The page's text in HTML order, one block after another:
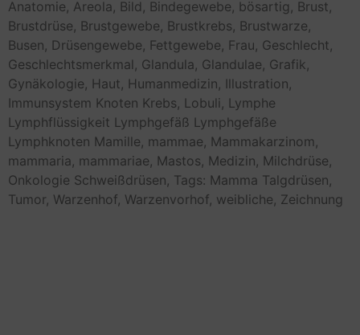
Anatomie, Areola, Bild, Bindegewebe, bösartig, Brust,
Brustdrüse, Brustgewebe, Brustkrebs, Brustwarze,
Busen, Drüsengewebe, Fettgewebe, Frau, Geschlecht,
Geschlechtsmerkmal, Glandula, Glandulae, Grafik,
Gynäkologie, Haut, Humanmedizin, Illustration,
Immunsystem Knoten Krebs, Lobuli, Lymphe
Lymphflüssigkeit Lymphgefäß Lymphgefäße
Lymphknoten Mamille, mammae, Mammakarzinom,
mammaria, mammariae, Mastos, Medizin, Milchdrüse,
Onkologie Schweißdrüsen, Tags: Mamma Talgdrüsen,
Tumor, Warzenhof, Warzenvorhof, weibliche, Zeichnung